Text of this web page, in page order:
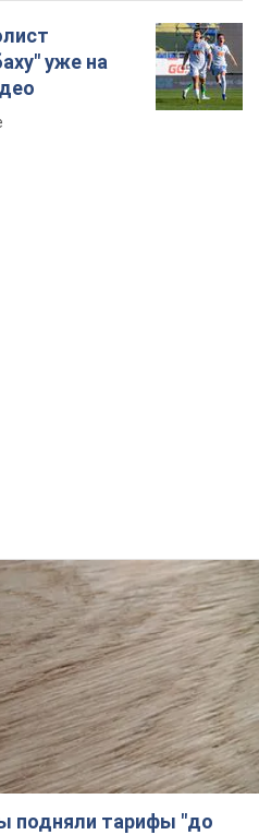
уже на
подняли тарифы "до